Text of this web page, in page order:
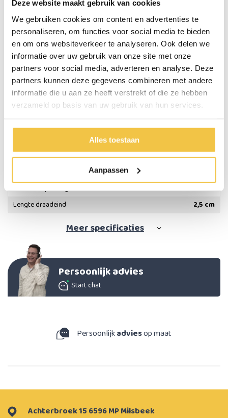
Deze website maakt gebruik van cookies
We gebruiken cookies om content en advertenties te
personaliseren, om functies voor social media te bieden
en om ons websiteverkeer te analyseren. Ook delen we
informatie over uw gebruik van onze site met onze
partners voor social media, adverteren en analyse. Deze
partners kunnen deze gegevens combineren met andere
informatie die u aan ze heeft verstrekt of die ze hebben
verzameld op basis van uw gebruik van hun services.
Alles toestaan
Aanpassen
Inclusief bevestiginsplaatjes en schroefjes om de
bevestigingsplaatjes te monteren
Materiaal: kunststof
Verkocht per set van 4 stuks
Specificaties
Hoogte
15 cm
Materiaal
Kunststof
Inhoud verpakking
Per set van 4 stuks
Lengte draadeind
2,5 cm
Meerspecificaties
Persoonlijk advies
Start chat
Persoonlijkadviesop maat
Achterbroek 15 6596 MP Milsbeek